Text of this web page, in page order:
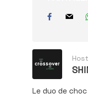
Le duo de